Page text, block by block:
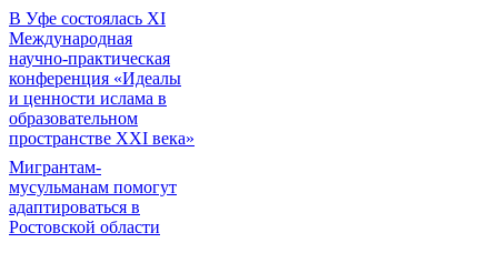
В Уфе состоялась XI
Международная
научно-практическая
конференция «Идеалы
и ценности ислама в
образовательном
пространстве XXI века»
Мигрантам-
мусульманам помогут
адаптироваться в
Ростовской области